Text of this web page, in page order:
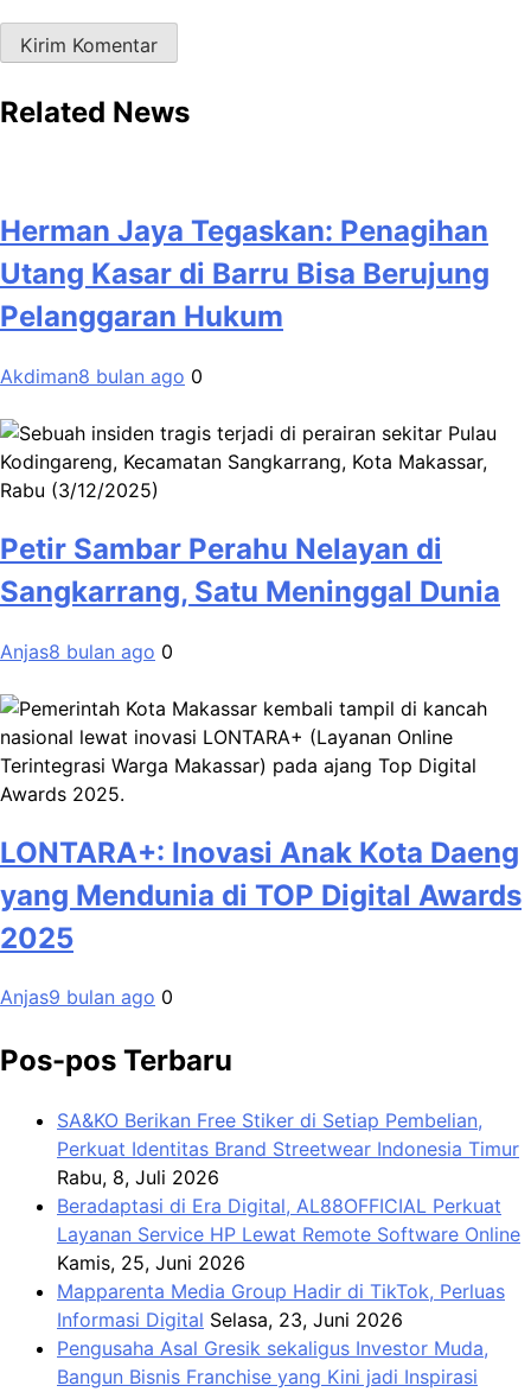
Related News
Herman Jaya Tegaskan: Penagihan
Utang Kasar di Barru Bisa Berujung
Pelanggaran Hukum
Akdiman8 bulan ago 0
Petir Sambar Perahu Nelayan di
Sangkarrang, Satu Meninggal Dunia
Anjas8 bulan ago 0
LONTARA+: Inovasi Anak Kota Daeng
yang Mendunia di TOP Digital Awards
2025
Anjas9 bulan ago 0
Pos-pos Terbaru
SA&KO Berikan Free Stiker di Setiap Pembelian,
Perkuat Identitas Brand Streetwear Indonesia Timur
Rabu, 8, Juli 2026
Beradaptasi di Era Digital, AL88OFFICIAL Perkuat
Layanan Service HP Lewat Remote Software Online
Kamis, 25, Juni 2026
Mapparenta Media Group Hadir di TikTok, Perluas
Informasi Digital Selasa, 23, Juni 2026
Pengusaha Asal Gresik sekaligus Investor Muda,
Bangun Bisnis Franchise yang Kini jadi Inspirasi